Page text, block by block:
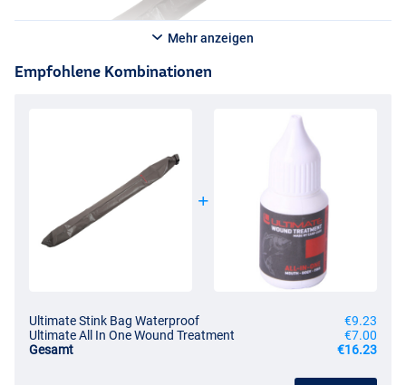
Mehr anzeigen
Empfohlene Kombinationen
Ultimate Stink Bag Waterproof
€9.23
Ultimate All In One Wound Treatment
€7.00
Gesamt
€16.23